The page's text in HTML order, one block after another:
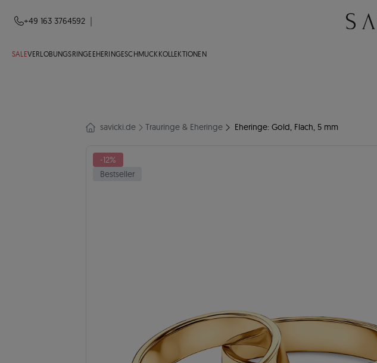
+49 163 3764592
SALEVERLOBUNGSRINGE EHERINGESCHMUCKKOLLEKTIONEN
savicki.de Trauringe & Eheringe Eheringe: Gold, Flach, 5 mm
-12%
Bestseller